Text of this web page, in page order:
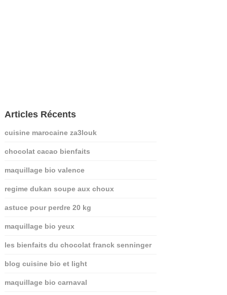
Articles Récents
cuisine marocaine za3louk
chocolat cacao bienfaits
maquillage bio valence
regime dukan soupe aux choux
astuce pour perdre 20 kg
maquillage bio yeux
les bienfaits du chocolat franck senninger
blog cuisine bio et light
maquillage bio carnaval